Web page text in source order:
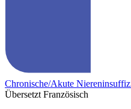
Chronische/Akute
Übersetzt Französisch